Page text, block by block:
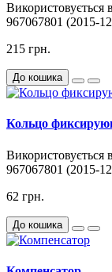
Використовується
967067801 (2015-
215 грн.
До кошика
Кольцо
Використовується
967067801 (2015-
62 грн.
До кошика